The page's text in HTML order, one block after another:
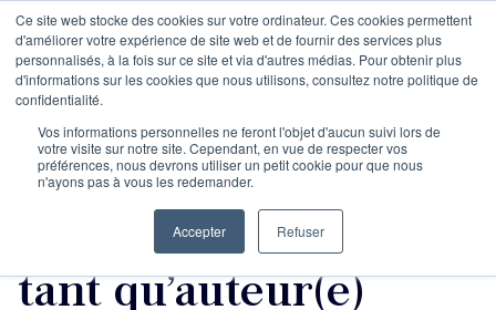
Ce site web stocke des cookies sur votre ordinateur. Ces cookies permettent
d'améliorer votre expérience de site web et de fournir des services plus
personnalisés, à la fois sur ce site et via d'autres médias. Pour obtenir plus
d'informations sur les cookies que nous utilisons, consultez notre politique de
confidentialité.
Vos informations personnelles ne feront l'objet d'aucun suivi lors de
votre visite sur notre site. Cependant, en vue de respecter vos
préférences, nous devrons utiliser un petit cookie pour que nous
n'ayons pas à vous les redemander.
Accepter Refuser
Masterclasse : 5
principes de
communication en
tant qu’auteur(e)